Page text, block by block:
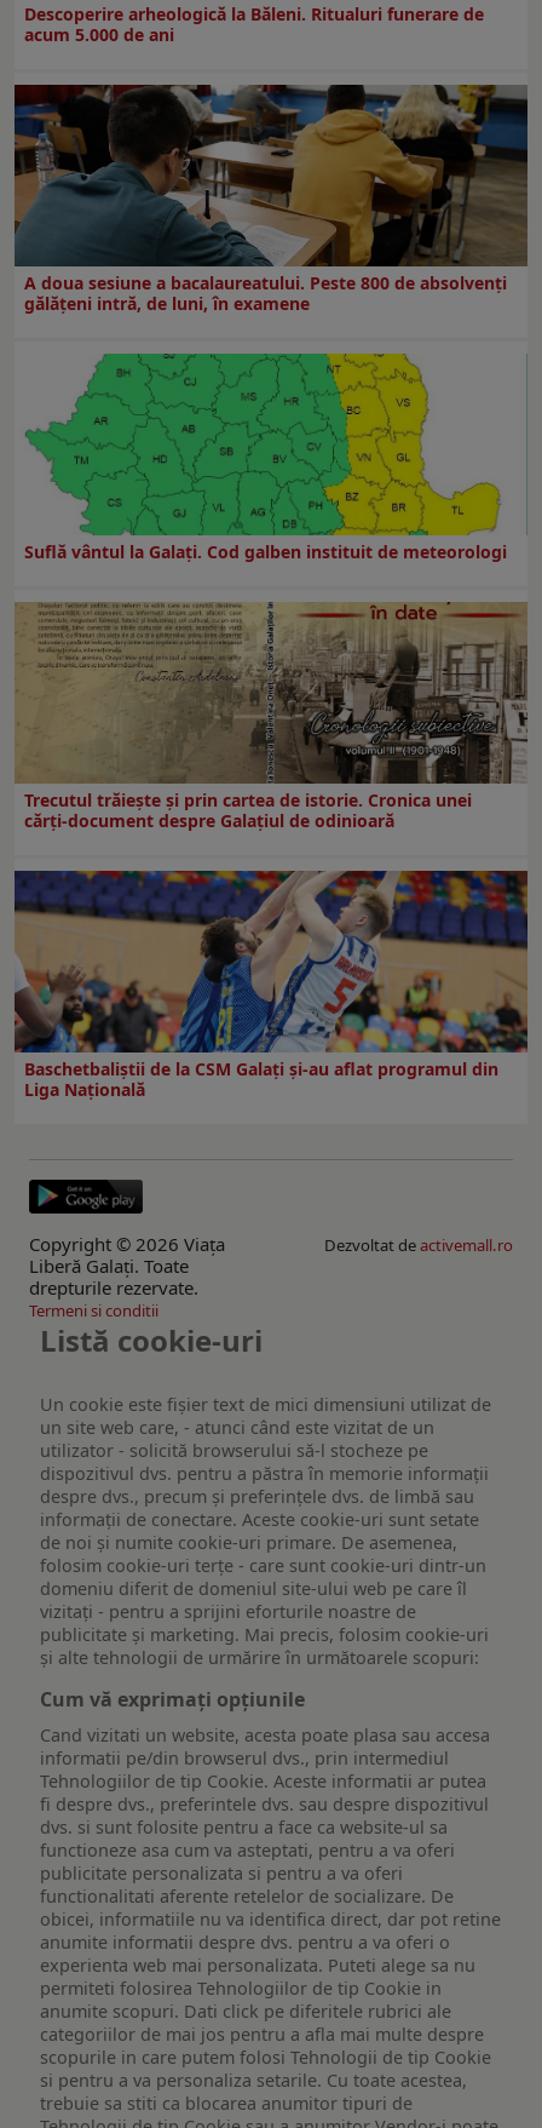
Descoperire arheologică la Băleni. Ritualuri funerare de
acum 5.000 de ani
A doua sesiune a bacalaureatului. Peste 800 de absolvenţi
gălăţeni intră, de luni, în examene
Suflă vântul la Galaţi. Cod galben instituit de meteorologi
Trecutul trăiește și prin cartea de istorie. Cronica unei
cărți-document despre Galațiul de odinioară
Baschetbaliștii de la CSM Galați și-au aflat programul din
Liga Națională
Copyright © 2026 Viaţa
Liberă Galaţi. Toate
drepturile rezervate.
Dezvoltat deactivemall.ro
Termeni si conditii
Listă cookie-uri
Un cookie este fişier text de mici dimensiuni utilizat de
un site web care, - atunci când este vizitat de un
utilizator - solicită browserului să-l stocheze pe
dispozitivul dvs. pentru a păstra în memorie informații
despre dvs., precum și preferințele dvs. de limbă sau
informații de conectare. Aceste cookie-uri sunt setate
de noi și numite cookie-uri primare. De asemenea,
folosim cookie-uri terțe - care sunt cookie-uri dintr-un
domeniu diferit de domeniul site-ului web pe care îl
vizitați - pentru a sprijini eforturile noastre de
publicitate și marketing. Mai precis, folosim cookie-uri
și alte tehnologii de urmărire în următoarele scopuri:
Cum vă exprimați opțiunile
Cand vizitati un website, acesta poate plasa sau accesa
informatii pe/din browserul dvs., prin intermediul
Tehnologiilor de tip Cookie. Aceste informatii ar putea
fi despre dvs., preferintele dvs. sau despre dispozitivul
dvs. si sunt folosite pentru a face ca website-ul sa
functioneze asa cum va asteptati, pentru a va oferi
publicitate personalizata si pentru a va oferi
functionalitati aferente retelelor de socializare. De
obicei, informatiile nu va identifica direct, dar pot retine
anumite informatii despre dvs. pentru a va oferi o
experienta web mai personalizata. Puteti alege sa nu
permiteti folosirea Tehnologiilor de tip Cookie in
anumite scopuri. Dati click pe diferitele rubrici ale
categoriilor de mai jos pentru a afla mai multe despre
scopurile in care putem folosi Tehnologii de tip Cookie
si pentru a va personaliza setarile. Cu toate acestea,
trebuie sa stiti ca blocarea anumitor tipuri de